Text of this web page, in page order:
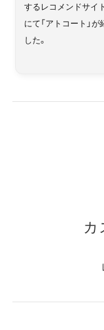
するレコメンドサイト
にて「アトコート」が
した。
カ